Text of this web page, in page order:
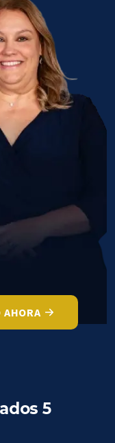
AHORA
5